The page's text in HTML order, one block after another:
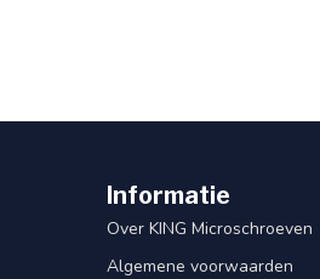
Informatie
Over KING Microschroeven
Algemene voorwaarden